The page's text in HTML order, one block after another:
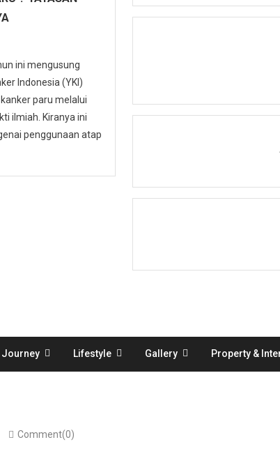
ini mengusung
Indonesia (YKI)
paru melalui
ilmiah. Kiranya ini
penggunaan atap
Journey Lifestyle Gallery Property &
Comment(0)